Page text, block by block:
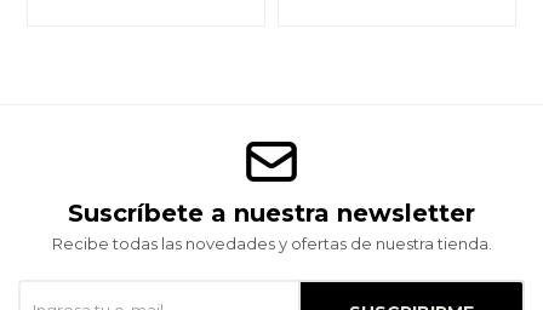
Suscríbete a nuestra newsletter
Recibe todas las novedades y ofertas de nuestra tienda.